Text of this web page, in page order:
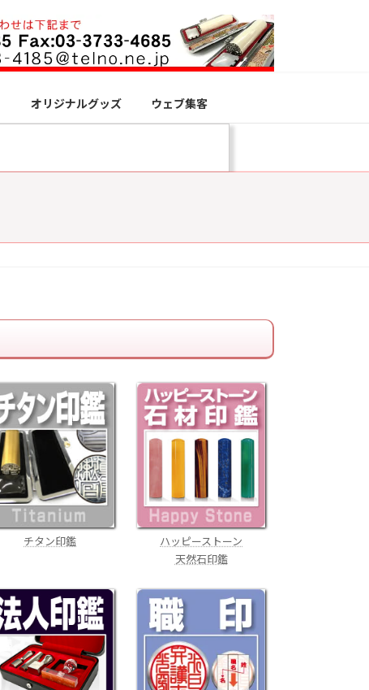
オリジナルグッズ ウェブ集客
チタン印鑑
ハッピーストーン
天然石印鑑